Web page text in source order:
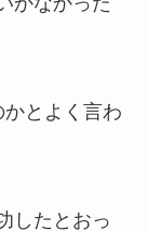
とよく言わ
したとおっ